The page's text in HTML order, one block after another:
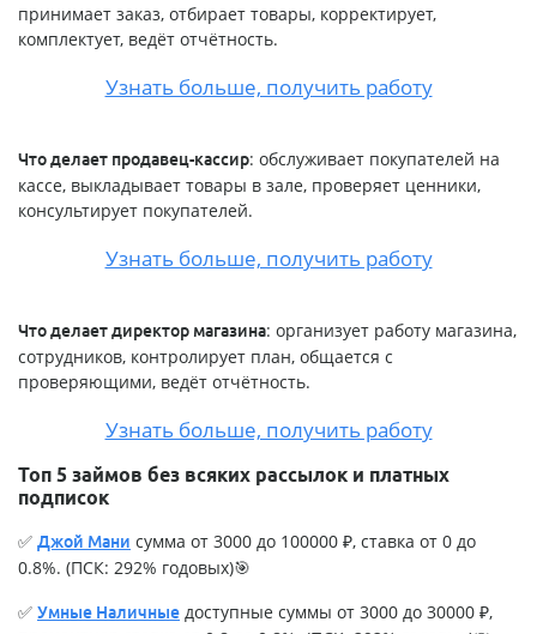
принимает заказ, отбирает товары, корректирует,
комплектует, ведёт отчётность.
Узнать больше, получить работу
Что делает продавец-кассир: обслуживает покупателей на
кассе, выкладывает товары в зале, проверяет ценники,
консультирует покупателей.
Узнать больше, получить работу
Что делает директор магазина: организует работу магазина,
сотрудников, контролирует план, общается с
проверяющими, ведёт отчётность.
Узнать больше, получить работу
Топ 5 займов без всяких рассылок и платных
подписок
✅ Джой Мани сумма от 3000 до 100000 ₽, ставка от 0 до
0.8%. (ПСК: 292% годовых)🎯
✅ Умные Наличные доступные суммы от 3000 до 30000 ₽,